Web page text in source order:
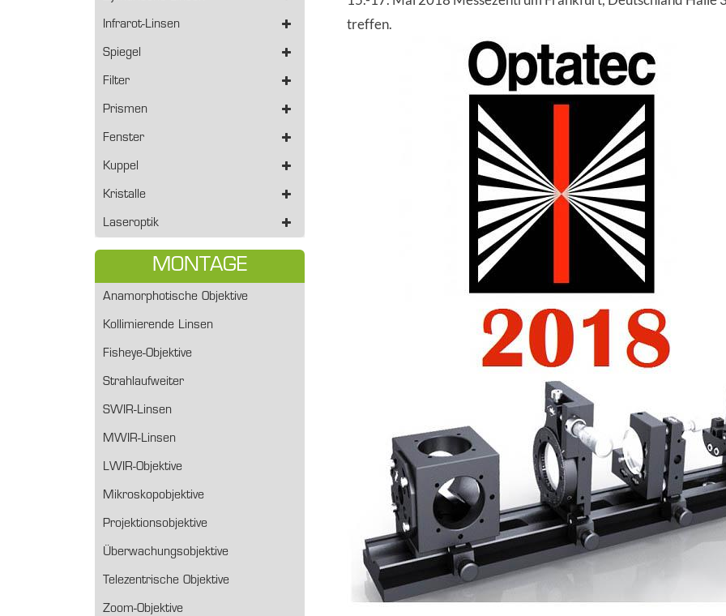
Infrarot-Linsen
Spiegel
Filter
Prismen
Fenster
Kuppel
Kristalle
Laseroptik
MONTAGE
Anamorphotische Objektive
Kollimierende Linsen
Fisheye-Objektive
Strahlaufweiter
SWIR-Linsen
MWIR-Linsen
LWIR-Objektive
Mikroskopobjektive
Projektionsobjektive
Überwachungsobjektive
Telezentrische Objektive
Zoom-Objektive
treffen.